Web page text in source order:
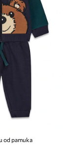
od pamuka